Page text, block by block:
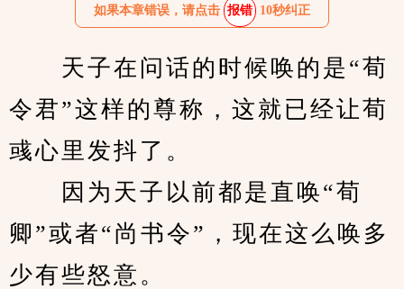
如果本章错误，请点击 报错 10秒纠正
天子在问话的时候唤的是“荀
令君”这样的尊称，这就已经让荀
彧心里发抖了。
因为天子以前都是直唤“荀
卿”或者“尚书令”，现在这么唤多
少有些怒意。